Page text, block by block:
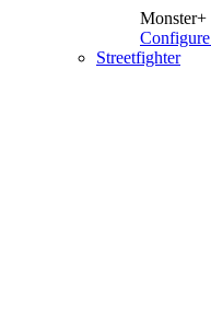
Monster+
Configure
Streetfighter